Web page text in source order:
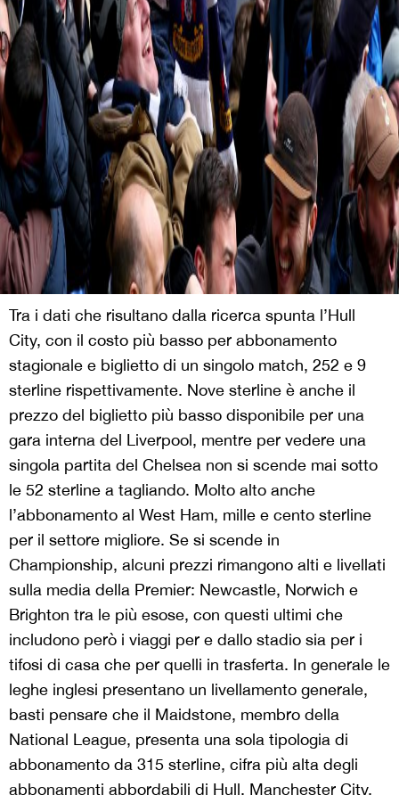
Tra i dati che risultano dalla ricerca spunta l’Hull
City, con il costo più basso per abbonamento
stagionale e biglietto di un singolo match, 252 e 9
sterline rispettivamente. Nove sterline è anche il
prezzo del biglietto più basso disponibile per una
gara interna del Liverpool, mentre per vedere una
singola partita del Chelsea non si scende mai sotto
le 52 sterline a tagliando. Molto alto anche
l’abbonamento al West Ham, mille e cento sterline
per il settore migliore. Se si scende in
Championship, alcuni prezzi rimangono alti e livellati
sulla media della Premier: Newcastle, Norwich e
Brighton tra le più esose, con questi ultimi che
includono però i viaggi per e dallo stadio sia per i
tifosi di casa che per quelli in trasferta. In generale le
leghe inglesi presentano un livellamento generale,
basti pensare che il Maidstone, membro della
National League, presenta una sola tipologia di
abbonamento da 315 sterline, cifra più alta degli
abbonamenti abbordabili di Hull, Manchester City,